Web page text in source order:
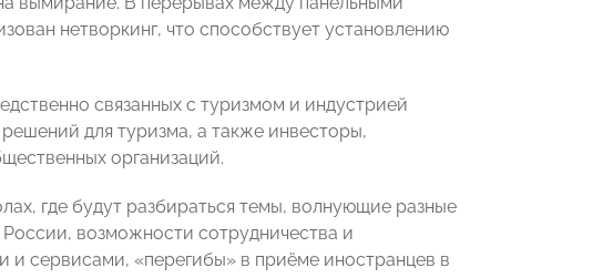
нетворкинг, что способствует установлению
связанных с туризмом и индустрией
для туризма, а также инвесторы,
организаций.
где будут разбираться темы, волнующие разные
России, возможности сотрудничества и
и сервисами, «перегибы» в приёме иностранцев в